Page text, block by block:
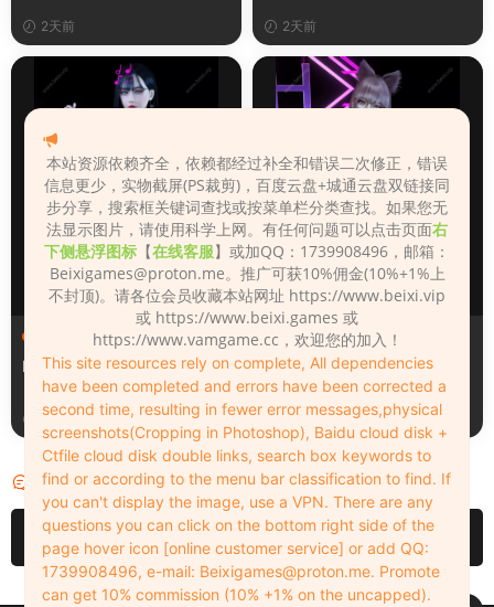
2天前 2天前
人物（Looks）
Monica_2_2_2
2天前
人物（Looks）
Lizhen2025
3天前
评论 0
请先登录
本站资源依赖齐全，依赖都经过补全和错误二次修正，错误
信息更少，实物截屏(PS裁剪)，百度云盘+城通云盘双链接同
步分享，搜索框关键词查找或按菜单栏分类查找。如果您无
法显示图片，请使用科学上网。有任何问题可以点击页面右
下侧悬浮图标 【在线客服】或加QQ：1739908496，邮箱：
Beixigames@proton.me。推广可获10%佣金(10%+1%上
不封顶)。请各位会员收藏本站网址 https://www.beixi.vip
或 https://www.beixi.games 或
https://www.vamgame.cc，欢迎您的加入！
This site resources rely on complete, All dependencies
have been completed and errors have been corrected a
second time, resulting in fewer error messages,physical
screenshots(Cropping in Photoshop), Baidu cloud disk +
Ctfile cloud disk double links, search box keywords to
find or according to the menu bar classification to find. If
you can't display the image, use a VPN. There are any
questions you can click on the bottom right side of the
page hover icon [online customer service] or add QQ:
1739908496, e-mail: Beixigames@proton.me. Promote
can get 10% commission (10% +1% on the uncapped).